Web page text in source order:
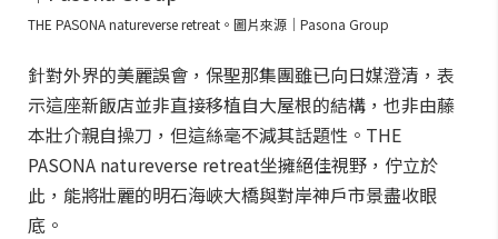
THE PASONA natureverse retreat。圖片來源｜Pasona Group
針對外界的美麗誤會，保聖那集團雖已向日媒澄清，表
示這座新飯店並非直接移植自大屋根的結構，也非由藤
本壯介親自操刀，但這絲毫不減其話題性。THE
PASONA natureverse retreat坐擁絕佳視野，佇立於
此，能將壯麗的明石海峽大橋與對岸神戶市景盡收眼
底。